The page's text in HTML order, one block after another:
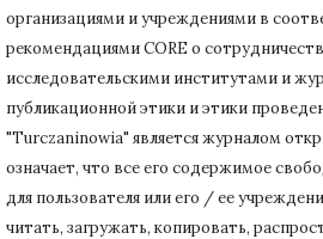
организациями и учреждениями в
рекомендациями CORE о
исследовательскими институтами и
публикационной этики и этики
"Turczaninowia" является журналом
означает, что все его содержимое
для пользователя или его / ее
читать, загружать, копировать,